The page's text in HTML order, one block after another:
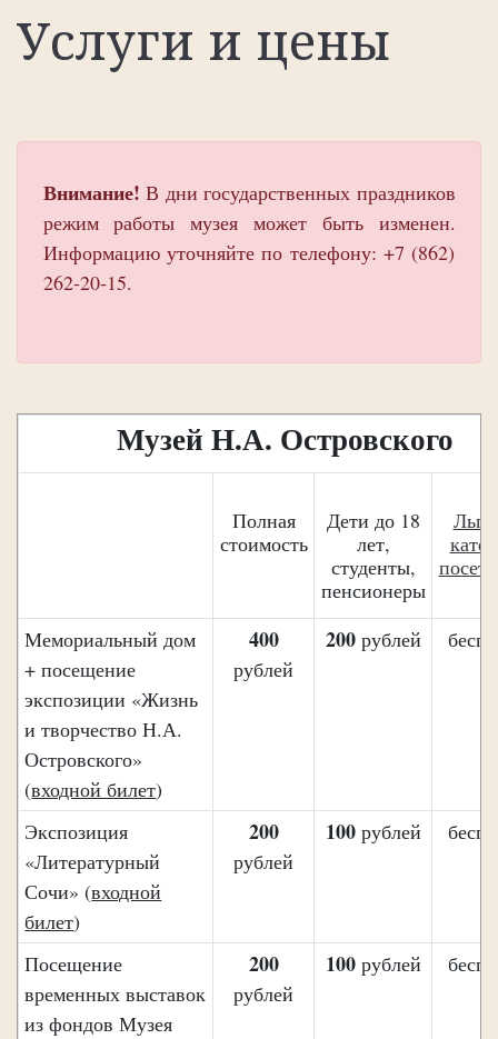
Услуги и цены
Внимание! В дни государственных праздников
режим работы музея может быть изменен.
Информацию уточняйте по телефону: +7 (862)
262-20-15.
Музей Н.А. Островского
Полная
стоимость
Дети до 18
лет,
студенты,
пенсионеры
Мемориальный дом
+ посещение
экспозиции «Жизнь
и творчество Н.А.
Островского»
(входной билет)
400
рублей
200 рублей
Экспозиция
«Литературный
Сочи» (входной
билет)
200
рублей
100 рублей
Посещение
временных выставок
из фондов Музея
200
рублей
100 рублей